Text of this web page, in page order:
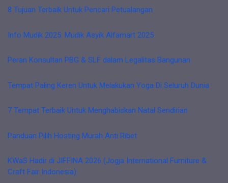
8 Tujuan Terbaik Untuk Pencari Petualangan
Info Mudik 2025: Mudik Asyik Alfamart 2025
Peran Konsultan PBG & SLF dalam Legalitas Bangunan
Tempat Paling Keren Untuk Melakukan Yoga Di Seluruh Dunia
7 Tempat Terbaik Untuk Menghabiskan Natal Sendirian
Panduan Pilih Hosting Murah Anti Ribet
KWaS Hadir di JIFFINA 2026 (Jogja International Furniture &
Craft Fair Indonesia)